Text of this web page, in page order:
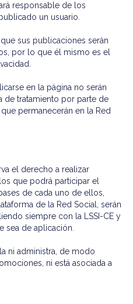
responsable de los
un usuario.
sus publicaciones serán
por lo que él mismo es el
en la página no serán
de tratamiento por parte de
que permanecerán en la Red
el derecho a realizar
que podrá participar el
de cada uno de ellos,
de la Red Social, serán
siempre con la LSSI-CE y
sea de aplicación.
ni administra, de modo
ni está asociada a